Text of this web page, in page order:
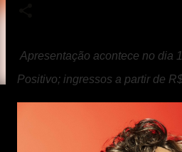
Apresentação acontece no dia
Positivo; ingressos a partir de